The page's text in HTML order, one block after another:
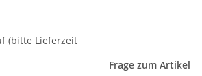
(bitte Lieferzeit
Frage zum Artikel